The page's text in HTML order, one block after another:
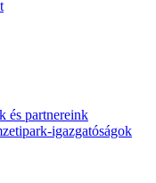
és partnereink
igazgatóságok